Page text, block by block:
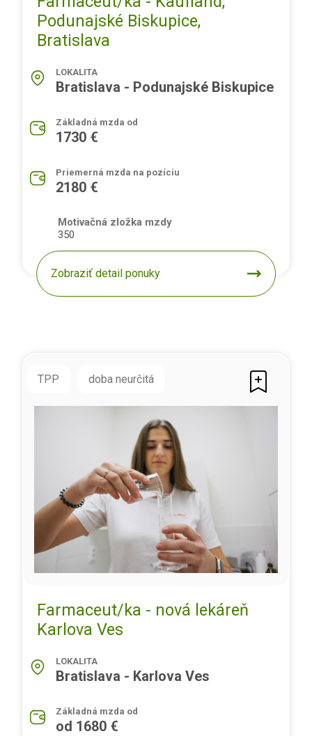
Podunajské Biskupice,
Bratislava
LOKALITA
Bratislava - Podunajské Biskupice
Základná mzda od
1730 €
Priemerná mzda na pozíciu
2180 €
Motivačná zložka mzdy
350
Zobraziť detail ponuky
TPP doba neurčitá
Farmaceut/ka - nová lekáreň
Karlova Ves
LOKALITA
Bratislava - Karlova Ves
Základná mzda od
od 1680 €